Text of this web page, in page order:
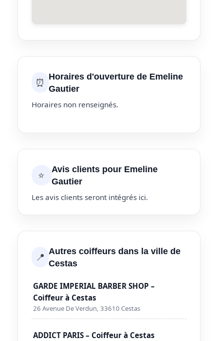
⏰ Horaires d'ouverture de Emeline
Gautier
Horaires non renseignés.
⭐
Avis clients pour Emeline
Gautier
Les avis clients seront intégrés ici.
📍 Autres coiffeurs dans la ville de
Cestas
GARDE IMPERIAL BARBER SHOP –
Coiffeur à Cestas
26 Avenue De Verdun, 33610 Cestas
ADDICT PARIS – Coiffeur à Cestas